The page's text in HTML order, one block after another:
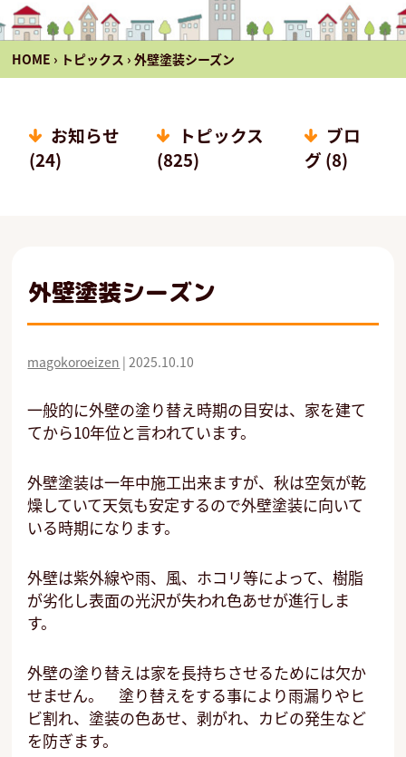
HOME › トピックス › 外壁塗装シーズン
お知らせ
(24)
トピックス
(825)
ブロ
グ (8)
外壁塗装シーズン
magokoroeizen |2025.10.10
一般的に外壁の塗り替え時期の目安は、家を建て
てから10年位と言われています。
外壁塗装は一年中施工出来ますが、秋は空気が乾
燥していて天気も安定するので外壁塗装に向いて
いる時期になります。
外壁は紫外線や雨、風、ホコリ等によって、樹脂
が劣化し表面の光沢が失われ色あせが進行しま
す。
外壁の塗り替えは家を長持ちさせるためには欠か
せません。 塗り替えをする事により雨漏りやヒ
ビ割れ、塗装の色あせ、剥がれ、カビの発生など
を防ぎます。